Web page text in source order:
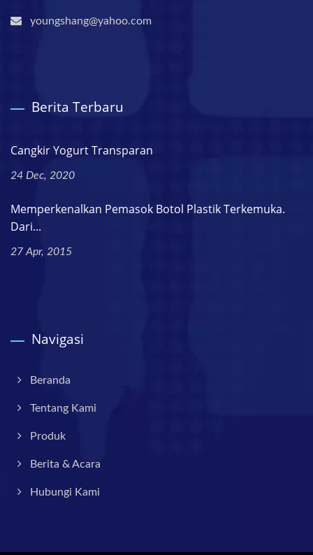
youngshang@yahoo.com
Berita Terbaru
Cangkir Yogurt Transparan
24 Dec, 2020
Memperkenalkan Pemasok Botol Plastik Terkemuka.
Dari...
27 Apr, 2015
Navigasi
Beranda
Tentang Kami
Produk
Berita & Acara
Hubungi Kami